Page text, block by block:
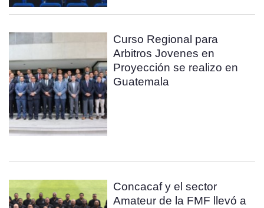
Curso Regional para
Arbitros Jovenes en
Proyección se realizo en
Guatemala
Concacaf y el sector
Amateur de la FMF llevó a